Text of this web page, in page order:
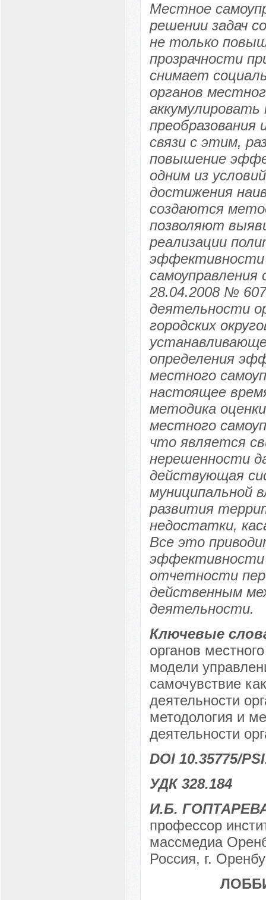
Местное
решении задач
не только
прозрачности
снимает
органов
аккумулировать
связи с этим,
повышение
одним из
достижения
создаются
позволяют
реализации
эффективности
28.04.2008 №
деятельности
городских
определения
местного
настоящее
методика
местного
что является
нерешенности
действующая
муниципальной
развития
недостатки,
Все это
отчетности
действенным
деятельности.
Ключевые
органов
модели
самочувствие
деятельности
методология и
деятельности
DOI 10.35775/
УДК 328.184
И.Б.
профессор
массмедиа
Россия, г.